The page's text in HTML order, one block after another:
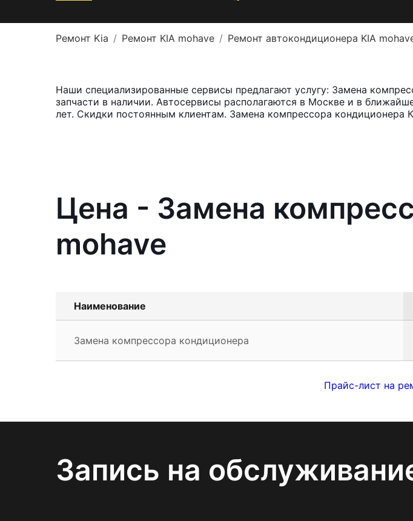
Ремонт Kia Ремонт KIA mohave Ремонт автокондиционера KIA
Наши специализированные сервисы предлагают услугу: Замена
запчасти в наличии. Автосервисы располагаются в Москве и в
лет. Скидки постоянным клиентам. Замена компрессора кондиционера
Цена - Замена
mohave
Наименование
Замена компрессора кондиционера
Прайс-лист на
Запись на